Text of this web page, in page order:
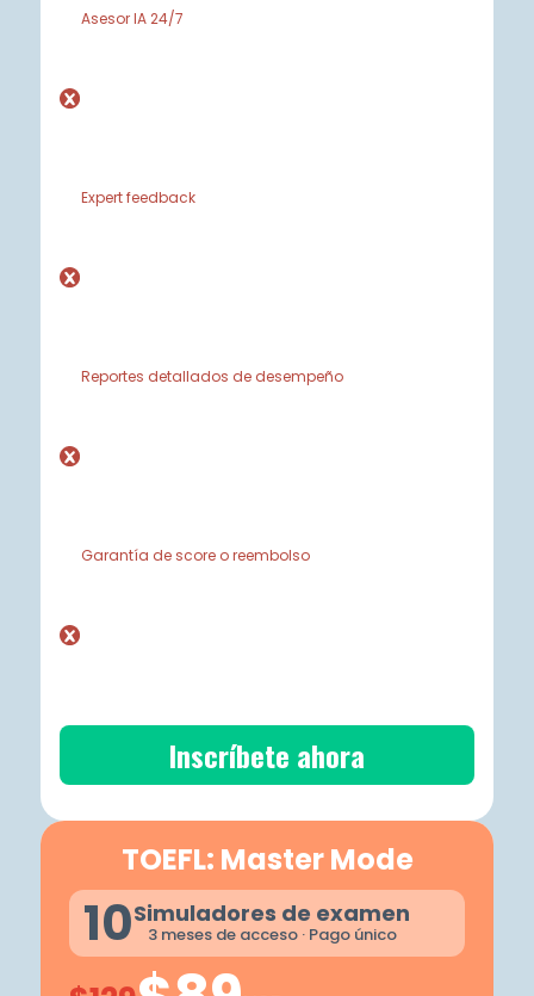
Asesor IA 24/7
Expert feedback
Reportes detallados de desempeño
Garantía de score o reembolso
Inscríbete ahora
TOEFL: Master Mode
10Simuladores de examen
3 meses de acceso · Pago único